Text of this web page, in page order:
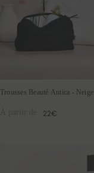
Trousses Beauté Antica - Neige
22€